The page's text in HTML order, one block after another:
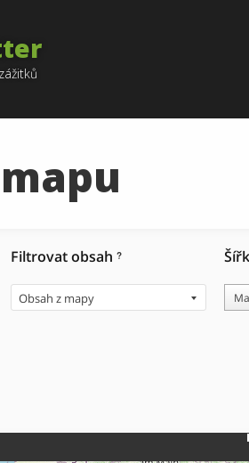
Filtrovat obsah ?
Obsah z mapy